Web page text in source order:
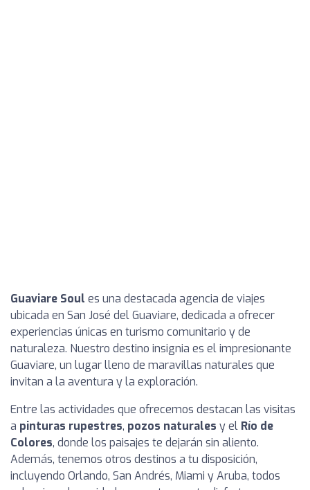
Guaviare Soul es una destacada agencia de viajes
ubicada en San José del Guaviare, dedicada a ofrecer
experiencias únicas en turismo comunitario y de
naturaleza. Nuestro destino insignia es el impresionante
Guaviare, un lugar lleno de maravillas naturales que
invitan a la aventura y la exploración.
Entre las actividades que ofrecemos destacan las visitas
a pinturas rupestres, pozos naturales y el Río de
Colores, donde los paisajes te dejarán sin aliento.
Además, tenemos otros destinos a tu disposición,
incluyendo Orlando, San Andrés, Miami y Aruba, todos